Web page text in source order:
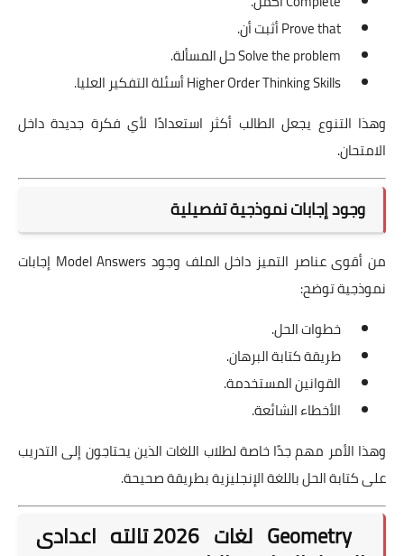
Prove that أثبت أن.
Solve the problem حل المسألة.
Higher Order Thinking Skills أسئلة التفكير العليا.
وهذا التنوع يجعل الطالب أكثر استعدادًا لأي فكرة جديدة داخل
الامتحان.
وجود إجابات نموذجية تفصيلية
من أقوى عناصر التميز داخل الملف وجود Model Answers إجابات
نموذجية توضح:
خطوات الحل.
طريقة كتابة البرهان.
القوانين المستخدمة.
الأخطاء الشائعة.
وهذا الأمر مهم جدًا خاصة لطلاب اللغات الذين يحتاجون إلى التدريب
على كتابة الحل باللغة الإنجليزية بطريقة صحيحة.
Geometry لغات 2026 تالته اعدادى